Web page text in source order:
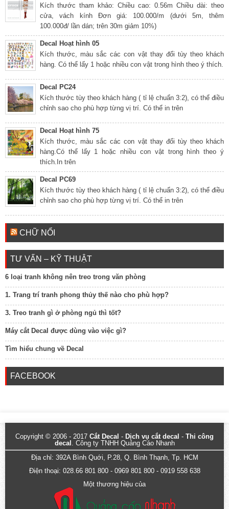
Kích thước tham khảo: Chiều cao: 0.56m Chiều dài: theo
cửa, vách kính Đơn giá: 100.000/m (dưới 5m, thêm
100.000đ/ lần dán; trên 30m giảm 10%)
Decal Hoạt hình 05
Kích thước, màu sắc các con vật thay đổi tùy theo khách
hàng. Có thể lấy 1 hoặc nhiều con vật trong hình theo ý thích.
Decal PC24
Kích thước tùy theo khách hàng ( tỉ lệ chuẩn 3:2), có thể điều
chỉnh sao cho phù hợp từng vị trí. Có thể in trên
Decal Hoạt hình 75
Kích thước, màu sắc các con vật thay đổi tùy theo khách
hàng.Có thể lấy 1 hoặc nhiều con vật trong hình theo ý
thích.In trên
Decal PC69
Kích thước tùy theo khách hàng ( tỉ lệ chuẩn 3:2), có thể điều
chỉnh sao cho phù hợp từng vị trí. Có thể in trên
CHỮ NỔI
TƯ VẤN – KỸ THUẬT
6 loại tranh không nên treo trong văn phòng
1. Trang trí tranh phong thủy thế nào cho phù hợp?
3. Treo tranh gì ở phòng ngủ thì tốt?
Máy cắt Decal được dùng vào việc gì?
Tìm hiểu chung về Decal
FACEBOOK
Copyright © 2006 - 2017 Cắt Decal - Dịch vụ cắt decal - Thi công
decal . Công ty TNHH Quảng Cáo Nhanh
Địa chỉ: 392A Bình Quới, P.28, Q. Bình Thạnh, Tp. HCM
Điện thoại: 028.66 801 800 - 0969 801 800 - 0919 558 638
Một thương hiệu của